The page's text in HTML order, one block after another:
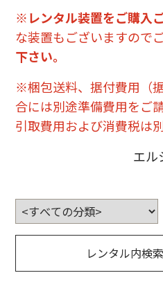
※レンタル装置をご購入
な装置もございますので
下さい。
※梱包送料、据付費用（
合には別途準備費用をご
引取費用および消費税は
エル
レンタル内検索